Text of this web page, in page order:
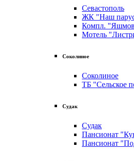
Севастополь
ЖК "Наш
Компл.
Мотель
Соколиное
Соколиное
ТБ "Сельское
Судак
Судак
Пансионат
Пансионат